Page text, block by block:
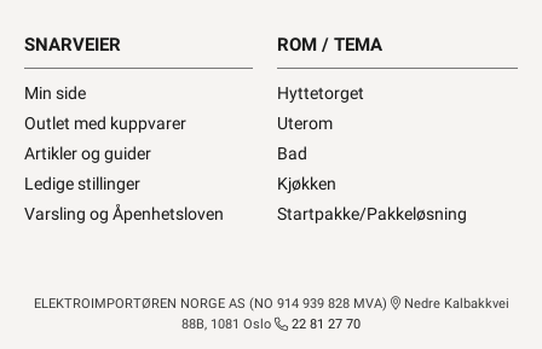
SNARVEIER
Min side
Outlet med kuppvarer
Artikler og guider
Ledige stillinger
Varsling og Åpenhetsloven
ROM / TEMA
Hyttetorget
Uterom
Bad
Kjøkken
Startpakke/Pakkeløsning
ELEKTROIMPORTØREN NORGE AS (NO 914 939 828 MVA)
Nedre Kalbakkvei
88B, 1081 Oslo
22 81 27 70